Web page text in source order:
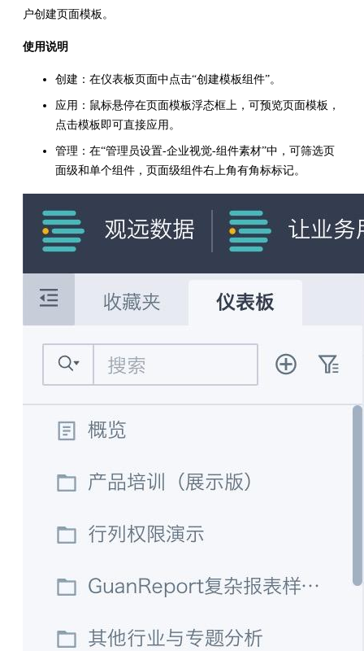
户创建页面模板。
使用说明
创建：在仪表板页面中点击“创建模板组件”。
应用：鼠标悬停在页面模板浮态框上，可预览页面模板，
点击模板即可直接应用。
管理：在“管理员设置-企业视觉-组件素材”中，可筛选页
面级和单个组件，页面级组件右上角有角标标记。